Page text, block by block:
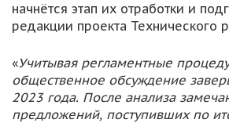
начнётся этап их отработки и
редакции проекта Технического
«Учитывая регламентные
общественное обсуждение
2023 года. После анализа
предложений, поступивших по